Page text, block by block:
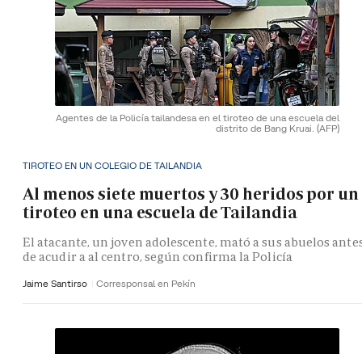
Agentes de la Policía tailandesa en el tiroteo de una escuela del
distrito de Bang Kruai. (AFP)
TIROTEO EN UN COLEGIO DE TAILANDIA
Al menos siete muertos y 30 heridos por un
tiroteo en una escuela de Tailandia
El atacante, un joven adolescente, mató a sus abuelos
de acudir a al centro, según confirma la Policía
Jaime Santirso Corresponsal en Pekín